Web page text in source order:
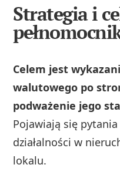
Strategia i
Celem jest
walutowego po
podważenie jego
Pojawiają się
działalności w
lokalu.